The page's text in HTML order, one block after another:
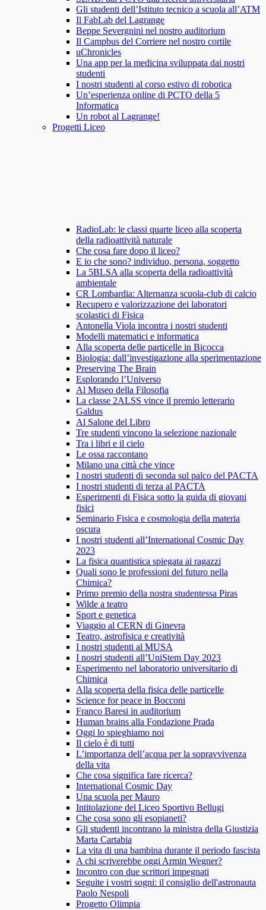
Gli studenti dell’Istituto tecnico a scuola all’ATM
Il FabLab del Lagrange
Beppe Severgnini nel nostro auditorium
Il Campbus del Corriere nel nostro cortile
uChronicles
Una app per la medicina sviluppata dai nostri
studenti
I nostri studenti al corso estivo di robotica
Un’esperienza online di PCTO della 5
Informatica
Un robot al Lagrange!
Progetti Liceo
RadioLab: le classi quarte liceo alla scoperta
della radioattività naturale
Che cosa fare dopo il liceo?
E io che sono? individuo, persona, soggetto
La 5BLSA alla scoperta della radioattività
ambientale
CR Lombardia: Alternanza scuola-club di calcio
Recupero e valorizzazione dei laboratori
scolastici di Fisica
Antonella Viola incontra i nostri studenti
Modelli matematici e informatica
Alla scoperta delle particelle in Bicocca
Biologia: dall’investigazione alla sperimentazione
Preserving The Brain
Esplorando l’Universo
Al Museo della Filosofia
La classe 2ALSS vince il premio letterario
Galdus
Al Salone del Libro
Tre studenti vincono la selezione nazionale
Tra i libri e il cielo
Le ossa raccontano
Milano una città che vince
I nostri studenti di seconda sul palco del PACTA
I nostri studenti di terza al PACTA
Esperimenti di Fisica sotto la guida di giovani
fisici
Seminario Fisica e cosmologia della materia
oscura
I nostri studenti all’International Cosmic Day
2023
La fisica quantistica spiegata ai ragazzi
Quali sono le professioni del futuro nella
Chimica?
Primo premio della nostra studentessa Piras
Wilde a teatro
Sport e genetica
Viaggio al CERN di Ginevra
Teatro, astrofisica e creatività
I nostri studenti al MUSA
I nostri studenti all’UniStem Day 2023
Esperimento nel laboratorio universitario di
Chimica
Alla scoperta della fisica delle particelle
Science for peace in Bocconi
Franco Baresi in auditorium
Human brains alla Fondazione Prada
Oggi lo spieghiamo noi
Il cielo è di tutti
L’importanza dell’acqua per la sopravvivenza
della vita
Che cosa significa fare ricerca?
International Cosmic Day
Una scuola per Mauro
Intitolazione del Liceo Sportivo Bellugi
Che cosa sono gli esopianeti?
Gli studenti incontrano la ministra della Giustizia
Marta Cartabia
La vita di una bambina durante il periodo fascista
A chi scriverebbe oggi Armin Wegner?
Incontro con due scrittori impegnati
Seguite i vostri sogni: il consiglio dell'astronauta
Paolo Nespoli
Progetto Olimpia